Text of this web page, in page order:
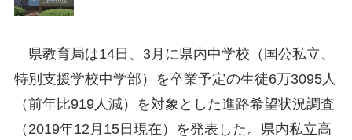
県教育局は14日、3月に県内中学校（国公私立、
特別支援学校中学部）を卒業予定の生徒6万3095人
（前年比919人減）を対象とした進路希望状況調査
（2019年12月15日現在）を発表した。県内私立高